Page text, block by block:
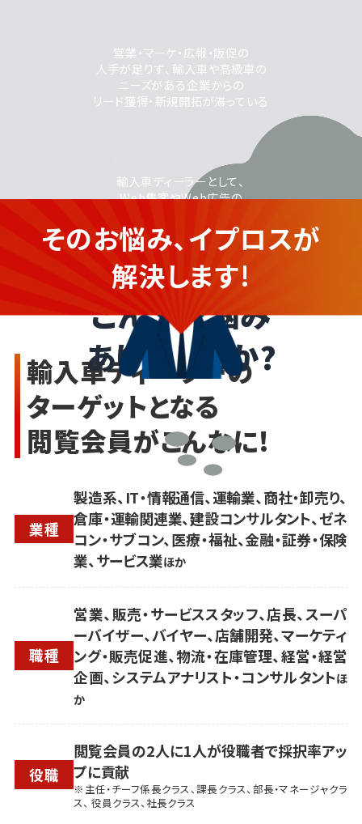
輸入車ディーラーの企業さま
こんなお悩み
ありませんか?
営業・マーケ・広報・販促の
人手が足りず、輸入車や高級車の
ニーズがある企業からの
リード獲得・新規開拓が滞っている
輸入車ディーラーとして、
Web集客やWeb広告の
運用に不安がある
そのお悩み、イプロスが
解決します!
輸入車ディーラーの
ターゲットとなる
閲覧会員がこんなに!
業種
製造系、IT・情報通信、運輸業、商社・卸売り、
倉庫・運輸関連業、建設コンサルタント、ゼネ
コン・サブコン、医療・福祉、金融・証券・保険
業、サービス業ほか
職種
営業、販売・サービススタッフ、店長、スーパ
ーバイザー、バイヤー、店舗開発、マーケティ
ング・販売促進、物流・在庫管理、経営・経営
企画、システムアナリスト・コンサルタントほ
か
役職
閲覧会員の2人に1人が役職者で採択率アッ
プに貢献
※主任・チーフ係長クラス、課長クラス、部長・マネージャクラ
ス、 役員クラス、社長クラス